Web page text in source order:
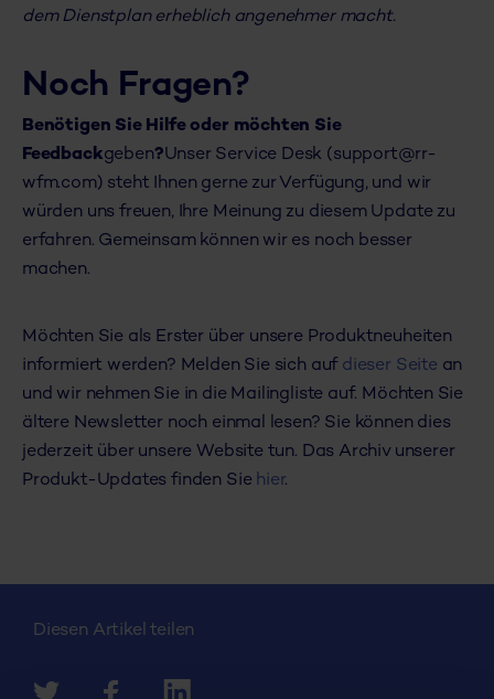
dem Dienstplan erheblich angenehmer macht.
Noch Fragen?
Benötigen Sie Hilfe oder möchten Sie
Feedbackgeben?Unser Service Desk (support@rr-
wfm.com) steht Ihnen gerne zur Verfügung, und wir
würden uns freuen, Ihre Meinung zu diesem Update zu
erfahren. Gemeinsam können wir es noch besser
machen.
Möchten Sie als Erster über unsere Produktneuheiten
informiert werden? Melden Sie sich auf dieser Seite an
und wir nehmen Sie in die Mailingliste auf. Möchten Sie
ältere Newsletter noch einmal lesen? Sie können dies
jederzeit über unsere Website tun. Das Archiv unserer
Produkt-Updates finden Sie hier.
Diesen Artikel teilen